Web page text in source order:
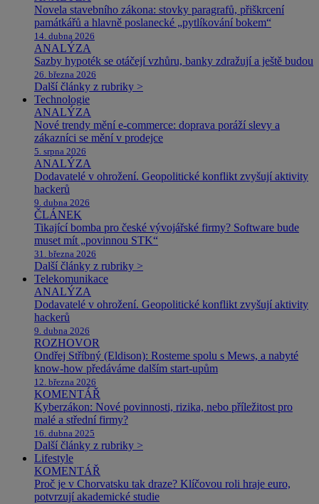
Novela stavebního zákona: stovky paragrafů, přiškrcení
památkářů a hlavně poslanecké „pytlíkování bokem“
14. dubna 2026
ANALÝZA
Sazby hypoték se otáčejí vzhůru, banky zdražují a ještě budou
26. března 2026
Další články z rubriky >
Technologie
ANALÝZA
Nové trendy mění e-commerce: doprava poráží slevy a
zákazníci se mění v prodejce
5. srpna 2026
ANALÝZA
Dodavatelé v ohrožení. Geopolitické konflikt zvyšují aktivity
hackerů
9. dubna 2026
ČLÁNEK
Tikající bomba pro české vývojářské firmy? Software bude
muset mít „povinnou STK“
31. března 2026
Další články z rubriky >
Telekomunikace
ANALÝZA
Dodavatelé v ohrožení. Geopolitické konflikt zvyšují aktivity
hackerů
9. dubna 2026
ROZHOVOR
Ondřej Stříbný (Eldison): Rosteme spolu s Mews, a nabyté
know-how předáváme dalším start-upům
12. března 2026
KOMENTÁŘ
Kyberzákon: Nové povinnosti, rizika, nebo příležitost pro
malé a střední firmy?
16. dubna 2025
Další články z rubriky >
Lifestyle
KOMENTÁŘ
Proč je v Chorvatsku tak draze? Klíčovou roli hraje euro,
potvrzují akademické studie